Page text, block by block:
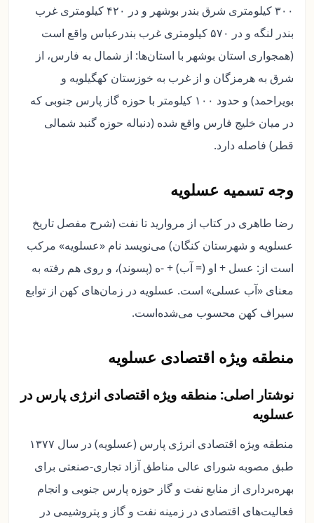
۳۰۰ کیلومتری شرق بندر بوشهر و در ۴۲۰ کیلومتری غرب
بندر لنگه و در ۵۷۰ کیلومتری غرب بندرعباس واقع است
(همجواری استان بوشهر با استان‌ها: از شمال به فارس، از
شرق به هرمزگان و از غرب به خوزستان کهگیلویه و
بویراحمد) و حدود ۱۰۰ کیلومتر با حوزه گاز پارس جنوبی که
در میان خلیج فارس واقع شده (دنباله حوزه گنبد شمالی
قطر) فاصله دارد.
وجه تسمیه عسلویه
رضا طاهری در کتاب از مروارید تا نفت (شرح مفصل تاریخ
عسلویه و شهرستان کنگان) می‌نویسد نام «عسلویه» مرکب
است از: عسل + او (= آب) + -ه (پسوند)، و روی هم رفته به
معنای «آب عسلی» است. عسلویه در زمان‌های کهن از توابع
سیراف کهن محسوب می‌شده‌است.
منطقه ویژه اقتصادی عسلویه
نوشتار اصلی: منطقه ویژه اقتصادی انرژی پارس در
عسلویه
منطقه ویژه اقتصادی انرژی پارس (عسلویه) در سال ۱۳۷۷
طبق مصوبه شورای عالی مناطق آزاد تجاری-صنعتی برای
بهره‌برداری از منابع نفت و گاز حوزه پارس جنوبی و انجام
فعالیت‌های اقتصادی در زمینه نفت و گاز و پتروشیمی در